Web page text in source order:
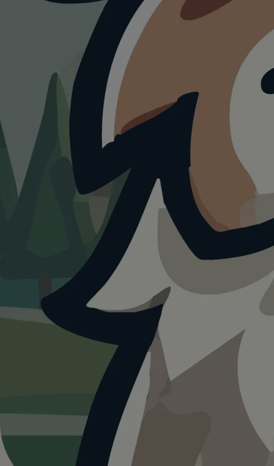
Gelateria dell'Alpi
Heute ist ein guter Tagfür Gelateria
dell'Alpi.
15°C und sonnig. Ein guter Tag für einen Ausflug mit
OpenWeatherMap
1 BEWERTUNG
FÜR EUCH RELEVANT Parken